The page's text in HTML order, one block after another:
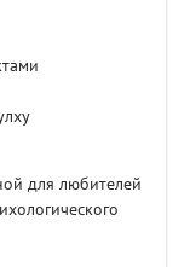
для любителей